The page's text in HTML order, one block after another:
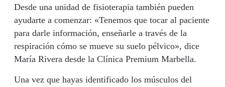
Desde una unidad de fisioterapia también pueden
ayudarte a comenzar: «Tenemos que tocar al paciente
para darle información, enseñarle a través de la
respiración cómo se mueve su suelo pélvico», dice
María Rivera desde la Clínica Premium Marbella.
Una vez que hayas identificado los músculos del